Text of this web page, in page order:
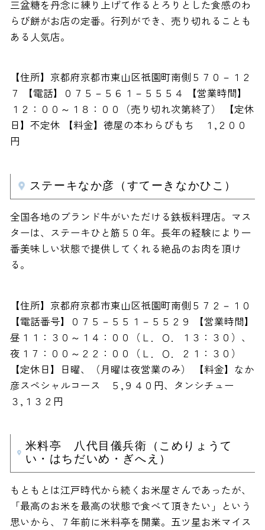
三盆糖を丹念に練り上げて作るとろりとした食感のわ
らび餅がお店の定番。行列ができ、売り切れることも
ある人気店。
【住所】京都府京都市東山区祇園町南側５７０－１２
７ 【電話】０７５－５６１－５５５４ 【営業時間】
１２：００～１８：００（売り切れ次第終了） 【定休
日】不定休 【料金】徳屋の本わらびもち １,２００
円
ステーキなか彦（すてーきなかひこ）
全国各地のブランド牛がいただける鉄板料理店。マス
ターは、ステーキひと筋５０年。長年の経験により一
番美味しい状態で提供してくれる絶品のお肉を頂け
る。
【住所】京都府京都市東山区祇園町南側５７２－１０
【電話番号】０７５－５５１－５５２９ 【営業時間】
昼１１：３０～１４：００（Ｌ．Ｏ．１３：３０）、
夜１７：００～２２：００（Ｌ．Ｏ．２１：３０）
【定休日】日曜、（月曜は夜営業のみ） 【料金】なか
彦スペシャルコース ５,９４０円、タンシチュー
３,１３２円
米料亭 八代目儀兵衛（こめりょうて
い・はちだいめ・ぎへえ）
もともとは江戸時代から続くお米屋さんであったが、
「最高のお米を最高の状態で食べて頂きたい」という
思いから、７年前に米料亭を開業。五ツ星お米マイス